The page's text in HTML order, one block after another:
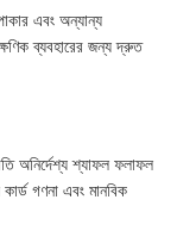
এবং অন্যান্য
ব্যবহারের জন্য দ্রুত
অনির্দেশ্য শ্যাফল ফলাফল
গণনা এবং মানবিক